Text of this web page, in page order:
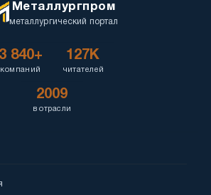
Металлургпром
металлургический портал
3 840+
компаний
127K
читателей
2009
в отрасли